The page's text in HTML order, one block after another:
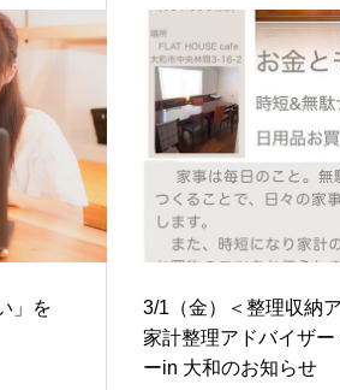
」を
3/1（金）＜整理収納
家計整理アドバイザ
ーin 大和のお知らせ